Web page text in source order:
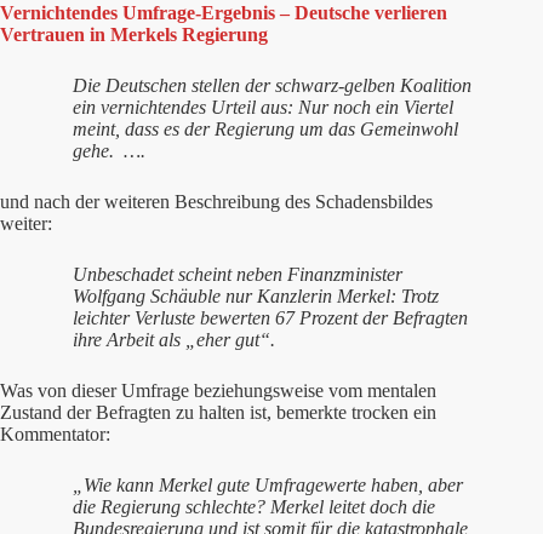
Vernichtendes Umfrage-Ergebnis – Deutsche verlieren
Vertrauen in Merkels Regierung
Die Deutschen stellen der schwarz-gelben Koalition
ein vernichtendes Urteil aus: Nur noch ein Viertel
meint, dass es der Regierung um das Gemeinwohl
gehe. ….
und nach der weiteren Beschreibung des Schadensbildes
weiter:
Unbeschadet scheint neben Finanzminister
Wolfgang Schäuble nur Kanzlerin Merkel: Trotz
leichter Verluste bewerten 67 Prozent der Befragten
ihre Arbeit als „eher gut“.
Was von dieser Umfrage beziehungsweise vom mentalen
Zustand der Befragten zu halten ist, bemerkte trocken ein
Kommentator:
„Wie kann Merkel gute Umfragewerte haben, aber
die Regierung schlechte? Merkel leitet doch die
Bundesregierung und ist somit für die katastrophale